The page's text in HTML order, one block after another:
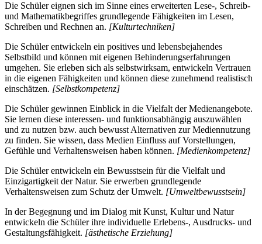
Die Schüler eignen sich im Sinne eines erweiterten Lese-, Schreib-
und Mathematikbegriffes grundlegende Fähigkeiten im Lesen,
Schreiben und Rechnen an. [Kulturtechniken]
Die Schüler entwickeln ein positives und lebensbejahendes
Selbstbild und können mit eigenen Behinderungserfahrungen
umgehen. Sie erleben sich als selbstwirksam, entwickeln Vertrauen
in die eigenen Fähigkeiten und können diese zunehmend realistisch
einschätzen. [Selbstkompetenz]
Die Schüler gewinnen Einblick in die Vielfalt der Medienangebote.
Sie lernen diese interessen- und funktionsabhängig auszuwählen
und zu nutzen bzw. auch bewusst Alternativen zur Mediennutzung
zu finden. Sie wissen, dass Medien Einfluss auf Vorstellungen,
Gefühle und Verhaltensweisen haben können. [Medienkompetenz]
Die Schüler entwickeln ein Bewusstsein für die Vielfalt und
Einzigartigkeit der Natur. Sie erwerben grundlegende
Verhaltensweisen zum Schutz der Umwelt. [Umweltbewusstsein]
In der Begegnung und im Dialog mit Kunst, Kultur und Natur
entwickeln die Schüler ihre individuelle Erlebens-, Ausdrucks- und
Gestaltungsfähigkeit. [ästhetische Erziehung]